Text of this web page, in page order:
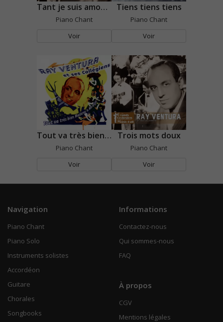
Tant je suis amoureux de vous
Piano Chant
Voir
Tiens tiens tiens
Piano Chant
Voir
Tout va très bien Madame la Marquise
Piano Chant
Voir
Trois mots doux
Piano Chant
Voir
Navigation
Piano Chant
Piano Solo
Instruments solistes
Accordéon
Guitare
Chorales
Songbooks
Informations
Contactez-nous
Qui sommes-nous
FAQ
À propos
CGV
Mentions légales